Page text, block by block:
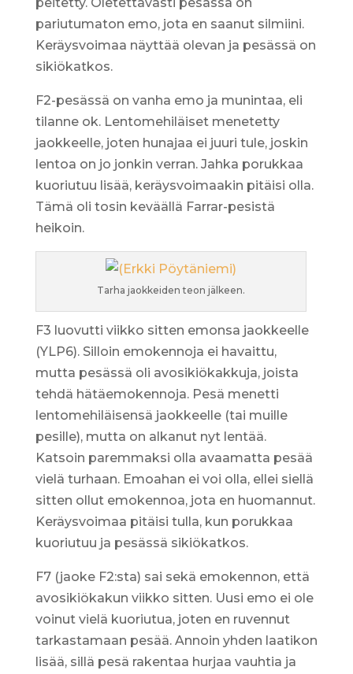
pariutumaton emo, jota en saanut silmiini.
Keräysvoimaa näyttää olevan ja pesässä on
sikiökatkos.
F2-pesässä on vanha emo ja munintaa, eli
tilanne ok. Lentomehiläiset menetetty
jaokkeelle, joten hunajaa ei juuri tule, joskin
lentoa on jo jonkin verran. Jahka porukkaa
kuoriutuu lisää, keräysvoimaakin pitäisi olla.
Tämä oli tosin keväällä Farrar-pesistä
heikoin.
Tarha jaokkeiden teon jälkeen.
F3 luovutti viikko sitten emonsa jaokkeelle
(YLP6). Silloin emokennoja ei havaittu,
mutta pesässä oli avosikiökakkuja, joista
tehdä hätäemokennoja. Pesä menetti
lentomehiläisensä jaokkeelle (tai muille
pesille), mutta on alkanut nyt lentää.
Katsoin paremmaksi olla avaamatta pesää
vielä turhaan. Emoahan ei voi olla, ellei siellä
sitten ollut emokennoa, jota en huomannut.
Keräysvoimaa pitäisi tulla, kun porukkaa
kuoriutuu ja pesässä sikiökatkos.
F7 (jaoke F2:sta) sai sekä emokennon, että
avosikiökakun viikko sitten. Uusi emo ei ole
voinut vielä kuoriutua, joten en ruvennut
tarkastamaan pesää. Annoin yhden laatikon
lisää, sillä pesä rakentaa hurjaa vauhtia ja